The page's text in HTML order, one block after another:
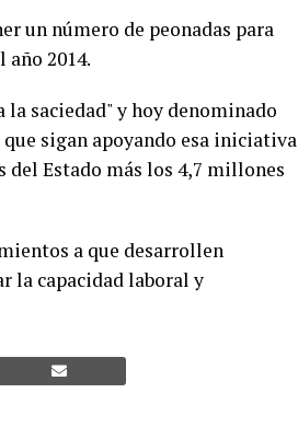
un número de peonadas para
año 2014.
saciedad" y hoy denominado
sigan apoyando esa iniciativa
del Estado más los 4,7 millones
a que desarrollen
la capacidad laboral y